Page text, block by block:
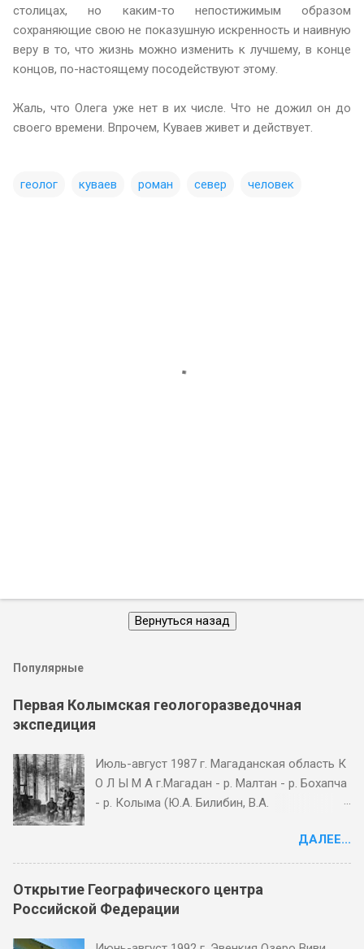
столицах, но каким-то непостижимым образом
сохраняющие свою не показушную искренность и наивную
веру в то, что жизнь можно изменить к лучшему, в конце
концов, по-настоящему посодействуют этому.
Жаль, что Олега уже нет в их числе. Что не дожил он до
своего времени. Впрочем, Куваев живет и действует.
геолог куваев роман север человек
Популярные
Первая Колымская геологоразведочная
экспедиция
Июль-август 1987 г. Магаданская область К
О Л Ы М А г.Магадан - р. Малтан - р. Бохапча
- р. Колыма (Ю.А. Билибин, В.А.
относится к таким событиям, от которых
зависят многие позднейшие повороты
истории. Горсточка хорошо подобранных,
но плохо снаряженных, еще не очень
ДАЛЕЕ...
Открытие Географического центра
Российской Федерации